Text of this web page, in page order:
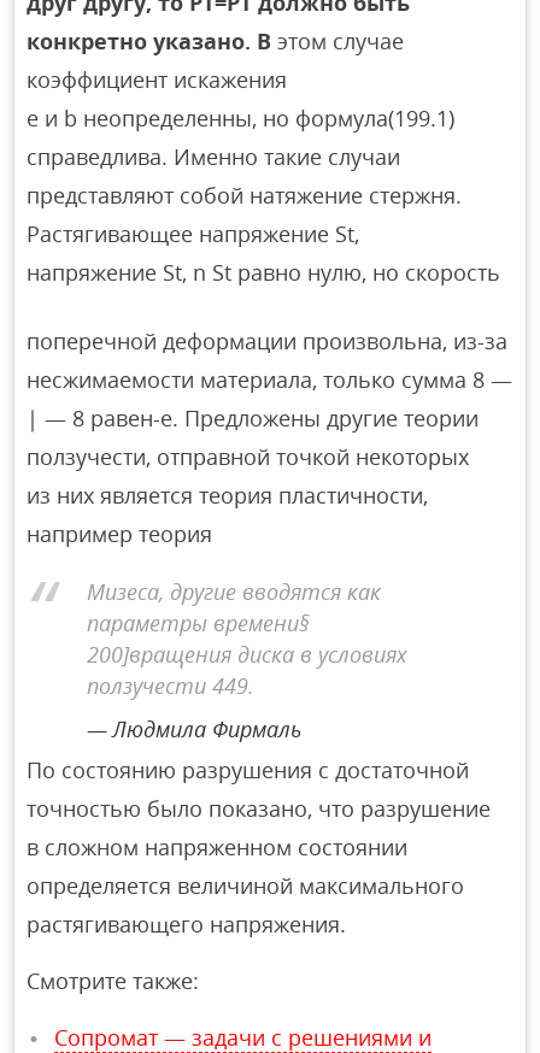
конкретно указано. В этом случае
коэффициент искажения
e и b неопределенны, но формула(199.1)
справедлива. Именно такие случаи
представляют собой натяжение стержня.
Растягивающее напряжение St,
напряжение St, n St равно нулю, но скорость
поперечной деформации произвольна, из-за
несжимаемости материала, только сумма 8 —
| — 8 равен-е. Предложены другие теории
ползучести, отправной точкой некоторых
из них является теория пластичности,
например теория
Мизеса, другие вводятся как
параметры времени§
200]вращения диска в условиях
ползучести 449.
Людмила Фирмаль
По состоянию разрушения с достаточной
точностью было показано, что разрушение
в сложном напряженном состоянии
определяется величиной максимального
растягивающего напряжения.
Смотрите также:
Сопромат — задачи с решениями и